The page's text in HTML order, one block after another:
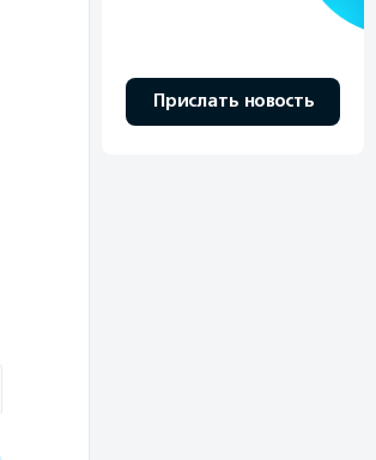
Прислать новость